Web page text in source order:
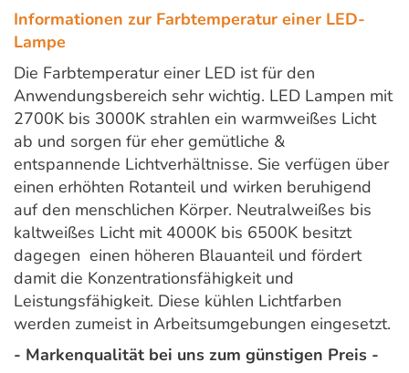
Informationen zur Farbtemperatur einer LED-
Lampe
Die Farbtemperatur einer LED ist für den
Anwendungsbereich sehr wichtig. LED Lampen mit
2700K bis 3000K strahlen ein warmweißes Licht
ab und sorgen für eher gemütliche &
entspannende Lichtverhältnisse. Sie verfügen über
einen erhöhten Rotanteil und wirken beruhigend
auf den menschlichen Körper. Neutralweißes bis
kaltweißes Licht mit 4000K bis 6500K besitzt
dagegen einen höheren Blauanteil und fördert
damit die Konzentrationsfähigkeit und
Leistungsfähigkeit. Diese kühlen Lichtfarben
werden zumeist in Arbeitsumgebungen eingesetzt.
- Markenqualität bei uns zum günstigen Preis -